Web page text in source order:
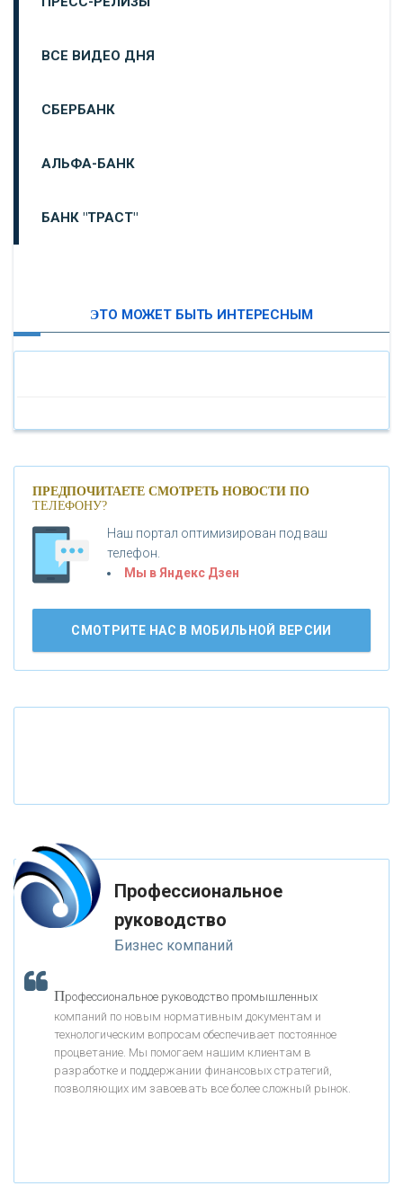
ВСЕ ВИДЕО ДНЯ
СБЕРБАНК
АЛЬФА-БАНК
БАНК "ТРАСТ"
«БАНК САНКТ-ПЕТЕРБУРГ»
«ПРОМСВЯЗЬБАНК»
«НОВИКОМБАНК»
«ВНЕШПРОМБАНК»
«ТРАСТ»
«ГАЗПРОМБАНК»
«МОСКОВСКИЙ КРЕДИТНЫЙ БАНК»
«БАНК ВОЗРОЖДЕНИЕ»
ЭТО МОЖЕТ БЫТЬ ИНТЕРЕСНЫМ
ПРЕДПОЧИТАЕТЕ СМОТРЕТЬ НОВОСТИ ПО
ТЕЛЕФОНУ?
Наш портал оптимизирован под ваш
телефон.
Мы в Яндекс Дзен
СМОТРИТЕ НАС В МОБИЛЬНОЙ ВЕРСИИ
Профессиональное
руководство
Бизнес компаний
Профессиональное руководство промышленных
компаний по новым нормативным документам и
технологическим вопросам обеспечивает постоянное
процветание. Мы помогаем нашим клиентам в
разработке и поддержании финансовых стратегий,
позволяющих им завоевать все более сложный рынок.